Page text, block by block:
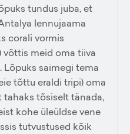
tundus juba, et
lennujaama
corali vormis
võttis meid oma tiiva
Lõpuks saimegi tema
tõttu eraldi tripi) oma
tahaks tõsiselt tänada,
kohe üleüldse vene
tutvustused kõik